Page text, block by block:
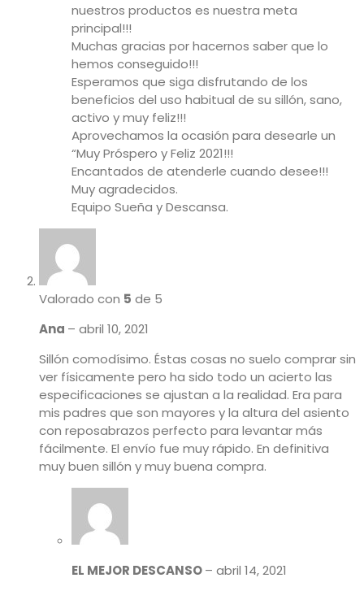
nuestros productos es nuestra meta
principal!!!
Muchas gracias por hacernos saber que lo
hemos conseguido!!!
Esperamos que siga disfrutando de los
beneficios del uso habitual de su sillón, sano,
activo y muy feliz!!!
Aprovechamos la ocasión para desearle un
“Muy Próspero y Feliz 2021!!!
Encantados de atenderle cuando desee!!!
Muy agradecidos.
Equipo Sueña y Descansa.
Valorado con 5 de 5
Ana – abril 10, 2021
Sillón comodísimo. Éstas cosas no suelo comprar sin
ver físicamente pero ha sido todo un acierto las
especificaciones se ajustan a la realidad. Era para
mis padres que son mayores y la altura del asiento
con reposabrazos perfecto para levantar más
fácilmente. El envío fue muy rápido. En definitiva
muy buen sillón y muy buena compra.
EL MEJOR DESCANSO– abril 14, 2021